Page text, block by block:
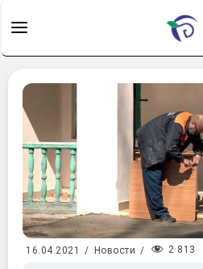
16.04.2021 / Новости / 2 813